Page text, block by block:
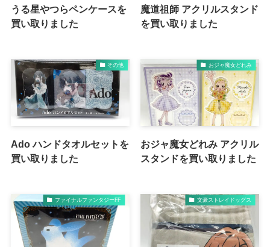
うる星やつらペンケースを
買い取りました
魔道祖師 アクリルスタンド
を買い取りました
その他
Ado ハンドタオルセットを
買い取りました
おジャ魔女どれみ
おジャ魔女どれみ アクリル
スタンドを買い取りました
ファイナルファンタジーFF 文豪ストレイドッグス